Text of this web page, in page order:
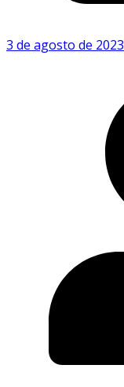
3 de agosto de 2023